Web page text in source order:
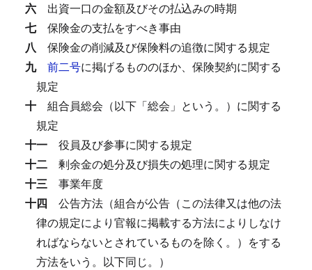
六 出資一口の金額及びその払込みの時期
七 保険金の支払をすべき事由
八 保険金の削減及び保険料の追徴に関する規定
九 前二号に掲げるもののほか、保険契約に関する
規定
十 組合員総会（以下「総会」という。）に関する
規定
十一 役員及び参事に関する規定
十二 剰余金の処分及び損失の処理に関する規定
十三 事業年度
十四 公告方法（組合が公告（この法律又は他の法
律の規定により官報に掲載する方法によりしなけ
ればならないとされているものを除く。）をする
方法をいう。以下同じ。）